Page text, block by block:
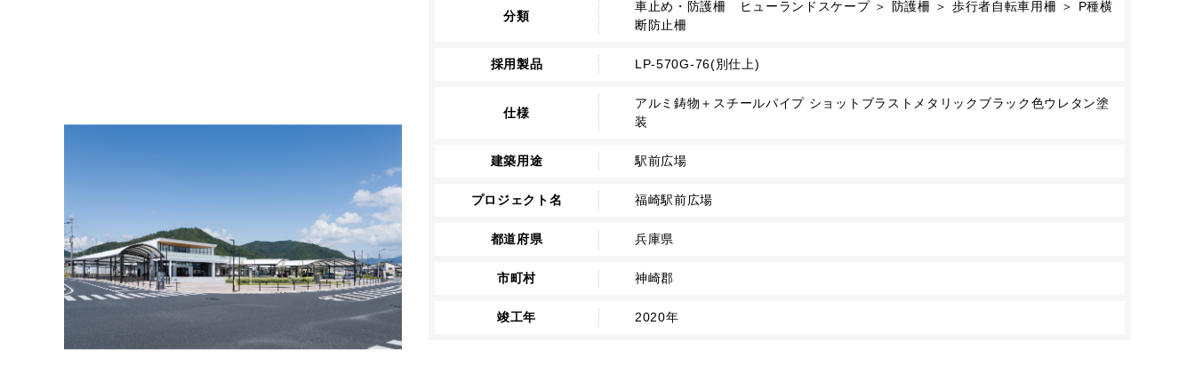
分類
車止め・防護柵 ヒューランドスケープ ＞ 防護柵 ＞ 歩行者自転車用柵 ＞ P種横
断防止柵
採用製品 LP-570G-76(別仕上)
仕様
アルミ鋳物＋スチールパイプ ショットブラストメタリックブラック色ウレタン塗
装
建築用途 駅前広場
プロジェクト名 福崎駅前広場
都道府県 兵庫県
市町村 神崎郡
竣工年 2020年